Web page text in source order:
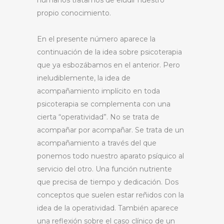
propio conocimiento.
En el presente número aparece la
continuación de la idea sobre psicoterapia
que ya esbozábamos en el anterior. Pero
ineludiblemente, la idea de
acompañamiento implícito en toda
psicoterapia se complementa con una
cierta “operatividad”. No se trata de
acompañar por acompañar. Se trata de un
acompañamiento a través del que
ponemos todo nuestro aparato psíquico al
servicio del otro. Una función nutriente
que precisa de tiempo y dedicación. Dos
conceptos que suelen estar reñidos con la
idea de la operatividad. También aparece
una reflexión sobre el caso clínico de un